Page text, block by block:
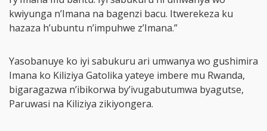
kwiyunga n’Imana na bagenzi bacu. Itwerekeza ku
hazaza h’ubuntu n’impuhwe z’Imana.”
Yasobanuye ko iyi sabukuru ari umwanya wo gushimira
Imana ko Kiliziya Gatolika yateye imbere mu Rwanda,
bigaragazwa n’ibikorwa by’ivugabutumwa byagutse,
Paruwasi na Kiliziya zikiyongera.